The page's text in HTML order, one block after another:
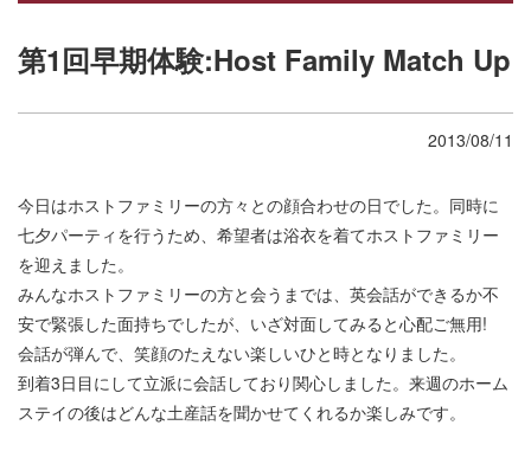
第1回早期体験:Host Family Match Up
2013/08/11
今日はホストファミリーの方々との顔合わせの日でした。同時に
七夕パーティを行うため、希望者は浴衣を着てホストファミリー
を迎えました。
みんなホストファミリーの方と会うまでは、英会話ができるか不
安で緊張した面持ちでしたが、いざ対面してみると心配ご無用!
会話が弾んで、笑顔のたえない楽しいひと時となりました。
到着3日目にして立派に会話しており関心しました。来週のホーム
ステイの後はどんな土産話を聞かせてくれるか楽しみです。